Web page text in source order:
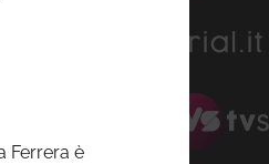
Ferrera è